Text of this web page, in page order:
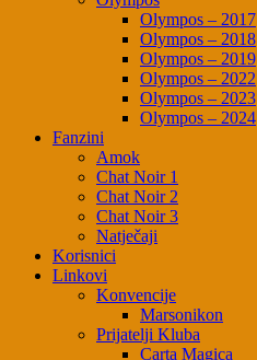
Olympos – 2017
Olympos – 2018
Olympos – 2019
Olympos – 2022
Olympos – 2023
Olympos – 2024
Fanzini
Amok
Chat Noir 1
Chat Noir 2
Chat Noir 3
Natječaji
Korisnici
Linkovi
Konvencije
Marsonikon
Prijatelji Kluba
Carta Magica